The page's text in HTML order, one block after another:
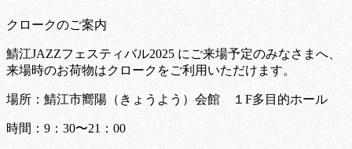
クロークのご案内
鯖江JAZZフェスティバル2025 にご来場予定のみなさまへ、
来場時のお荷物はクロークをご利用いただけます。
場所：鯖江市嚮陽（きょうよう）会館 １F多目的ホール
時間：9：30〜21：00